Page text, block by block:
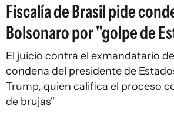
Fiscalía de Brasil pide
Bolsonaro por "golpe de
El juicio contra el exmandatario
condena del presidente de
Trump, quien califica el proceso
de brujas"